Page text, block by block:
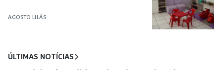
AGOSTO LILÁS
ÚLTIMAS NOTÍCIAS